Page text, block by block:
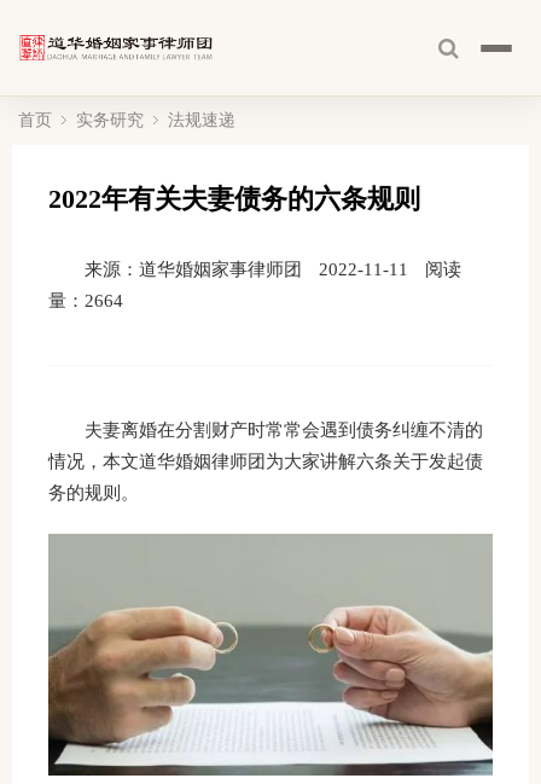
首页 实务研究 法规速递
2022年有关夫妻债务的六条规则
来源：道华婚姻家事律师团 2022-11-11
阅读
量： 2664
夫妻离婚在分割财产时常常会遇到债务纠缠不清的
情况，本文道华婚姻律师团为大家讲解六条关于发起债
务的规则。